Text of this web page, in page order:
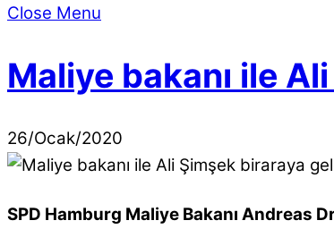
Close Menu
Maliye bakanı ile
26/Ocak/2020
SPD Hamburg Maliye Bakanı Andreas